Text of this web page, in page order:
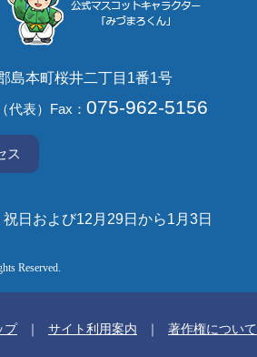
島本町桜井二丁目1番1号
（代表） Fax： 075-962-5156
ス
日および12月29日から1月3日
Reserved.
プ サイト利用案内 著作権について